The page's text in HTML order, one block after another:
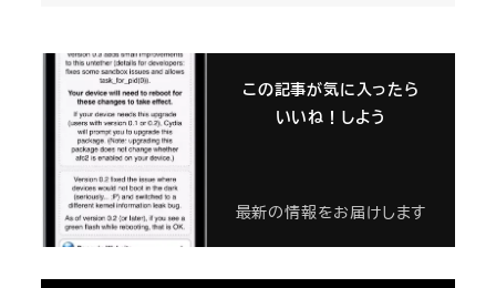
この記事が気に入ったら
いいね！しよう
最新の情報をお届けします